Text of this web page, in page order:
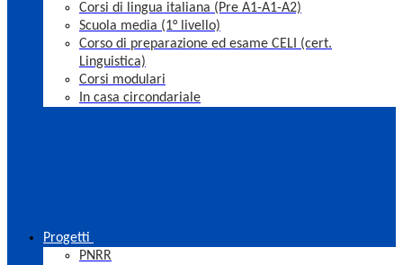
Corsi di lingua italiana (Pre A1-A1-A2)
Scuola media (1° livello)
Corso di preparazione ed esame CELI (cert.
Linguistica)
Corsi modulari
In casa circondariale
Progetti
PNRR